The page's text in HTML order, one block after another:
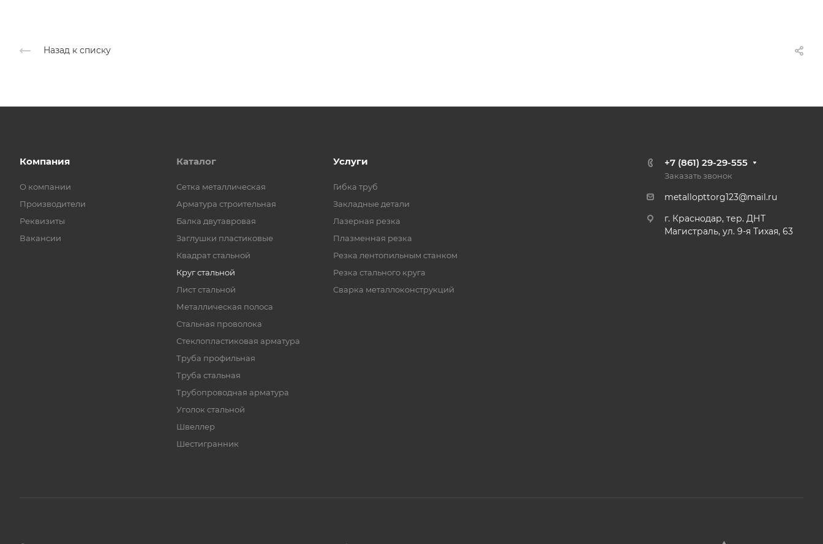
Назад к списку
Компания
О компании
Производители
Реквизиты
Вакансии
Каталог
Cетка металлическая
Арматура строительная
Балка двутавровая
Заглушки пластиковые
Квадрат стальной
Круг стальной
Лист стальной
Металлическая полоса
Стальная проволока
Стеклопластиковая арматура
Труба профильная
Труба стальная
Трубопроводная арматура
Уголок стальной
Швеллер
Шестигранник
Услуги
Гибка труб
Закладные детали
Лазерная резка
Плазменная резка
Резка лентопильным станком
Резка стального круга
Сварка металлоконструкций
+7 (861) 29-29-555
Заказать звонок
metallopttorg123@mail.ru
г. Краснодар, тер. ДНТ
Магистраль, ул. 9-я Тихая, 63